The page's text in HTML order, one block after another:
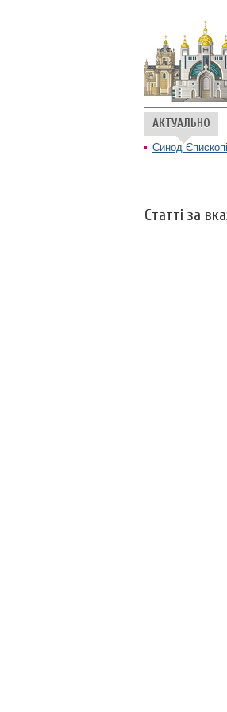
АКТУАЛЬНО
Синод
Статті за